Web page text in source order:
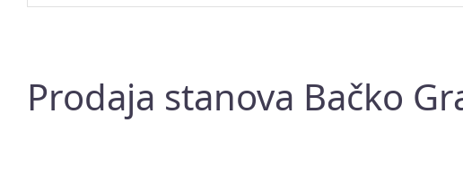
Prodaja stanova Bačko